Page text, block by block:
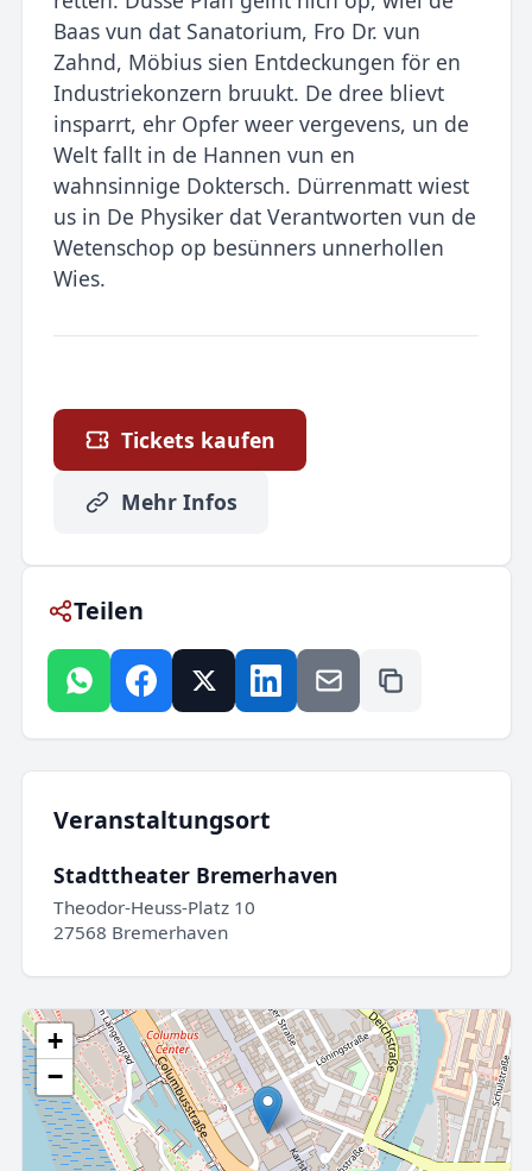
Baas vun dat Sanatorium, Fro Dr. vun
Zahnd, Möbius sien Entdeckungen för en
Industriekonzern bruukt. De dree blievt
insparrt, ehr Opfer weer vergevens, un de
Welt fallt in de Hannen vun en
wahnsinnige Doktersch. Dürrenmatt wiest
us in De Physiker dat Verantworten vun de
Wetenschop op besünners unnerhollen
Wies.
Tickets kaufen
Mehr Infos
Teilen
Veranstaltungsort
Stadttheater Bremerhaven
Theodor-Heuss-Platz 10
27568 Bremerhaven
+
−